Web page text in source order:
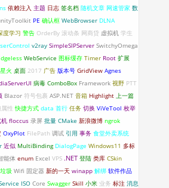
依赖注入 主题 日志 签名档 随机文章 网速管家 数
PE 确认框 WebBrowser DLNA
度学习 警告 OrderBy 滚动条 网商贷 虚拟机 学生
v2ray SimpleSIPServer SwitchyOmega
WebService 图标缓存 Timer Root 扩展
火 桌面 2017 广告 版本号 GridView Agnes
病毒 ComboBox Framework 视野 PTT
Blazor 符号包裹 ASP.NET 音箱 Highlight 上一篇
性 快捷方式 data 首行 任务 切换 ViVeTool 枚举
机 floccus 录屏 批量 CMake 新浪微博 ngrok
OxyPlot FilePath 调试 引用 事务 食堂外卖系统
近似 MultiBinding DialogPage Windows11 多标
能体 enum Excel VPS .NET 登陆 类库 CSkin
垃圾 Wifi 固定器 新的一天 winapp 解绑 软件作品
ISO Core Swagger Skill 小米 业务 标注 消息